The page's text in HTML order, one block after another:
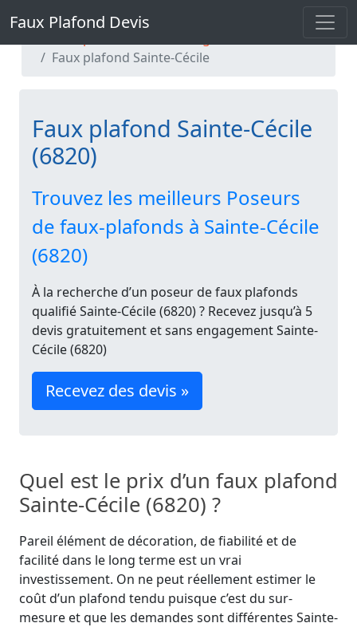
Faux Plafond Devis
Faux Plafond Devis
Faux plafond Sainte-Cécile
Faux plafond Sainte-Cécile
(6820)
Trouvez les meilleurs Poseurs
de faux-plafonds à Sainte-Cécile
(6820)
À la recherche d’un poseur de faux plafonds
qualifié Sainte-Cécile (6820) ? Recevez jusqu’à 5
devis gratuitement et sans engagement Sainte-
Cécile (6820)
Recevez des devis »
Quel est le prix d’un faux plafond
Sainte-Cécile (6820) ?
Pareil élément de décoration, de fiabilité et de
facilité dans le long terme est un vrai
investissement. On ne peut réellement estimer le
coût d’un plafond tendu puisque c’est du sur-
mesure et que les demandes sont différentes Sainte-